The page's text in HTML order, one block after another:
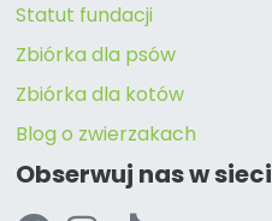
Statut fundacji
Zbiórka dla psów
Zbiórka dla kotów
Blog o zwierzakach
Obserwuj nas w sieci